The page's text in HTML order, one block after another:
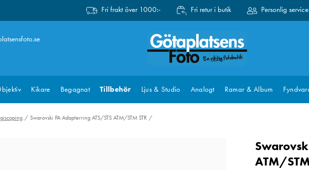
Fri frakt över 1000:- Fri retur i butik Personlig service
Kikare Begagnat Tillbehör Ljus & Studio Analogt Ramar & Album
Swarovski PA Adapterring ATS/STS ATM/STM STR
ATM/